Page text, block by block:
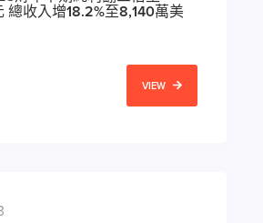
收入增18.2%至8,140萬美
VIEW